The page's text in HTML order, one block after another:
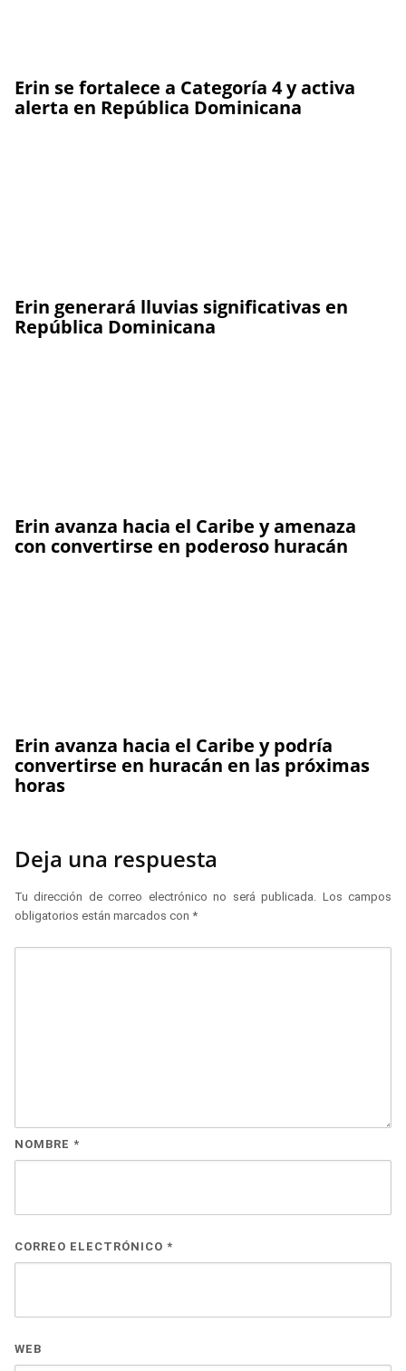
Erin se fortalece a Categoría 4 y activa
alerta en República Dominicana
Erin generará lluvias significativas en
República Dominicana
Erin avanza hacia el Caribe y amenaza
con convertirse en poderoso huracán
Erin avanza hacia el Caribe y podría
convertirse en huracán en las próximas
horas
Deja una respuesta
Tu dirección de correo electrónico no será publicada. Los campos
obligatorios están marcados con *
NOMBRE *
CORREO ELECTRÓNICO *
WEB